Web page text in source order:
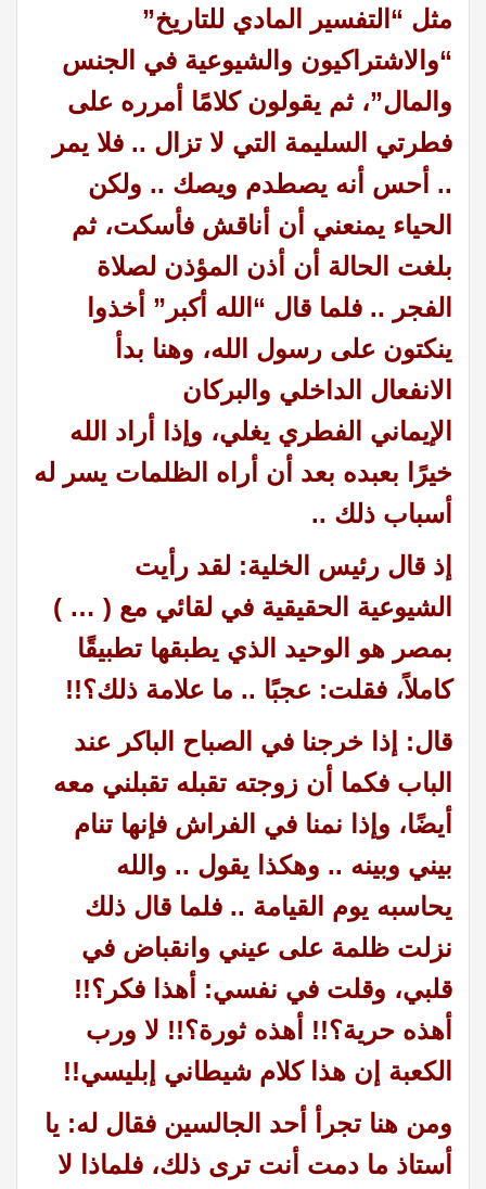
مثل “التفسير المادي للتاريخ”
“والاشتراكيون والشيوعية في الجنس
والمال”، ثم يقولون كلامًا أمرره على
فطرتي السليمة التي لا تزال .. فلا يمر
.. أحس أنه يصطدم ويصك .. ولكن
الحياء يمنعني أن أناقش فأسكت، ثم
بلغت الحالة أن أذن المؤذن لصلاة
الفجر .. فلما قال “الله أكبر” أخذوا
ينكتون على رسول الله، وهنا بدأ
الانفعال الداخلي والبركان
الإيماني الفطري يغلي، وإذا أراد الله
خيرًا بعبده بعد أن أراه الظلمات يسر له
أسباب ذلك ..
إذ قال رئيس الخلية: لقد رأيت
الشيوعية الحقيقية في لقائي مع ( … )
بمصر هو الوحيد الذي يطبقها تطبيقًا
كاملاً، فقلت: عجبًا .. ما علامة ذلك؟!!
قال: إذا خرجنا في الصباح الباكر عند
الباب فكما أن زوجته تقبله تقبلني معه
أيضًا، وإذا نمنا في الفراش فإنها تنام
بيني وبينه .. وهكذا يقول .. والله
يحاسبه يوم القيامة .. فلما قال ذلك
نزلت ظلمة على عيني وانقباض في
قلبي، وقلت في نفسي: أهذا فكر؟!!
أهذه حرية؟!! أهذه ثورة؟!! لا ورب
الكعبة إن هذا كلام شيطاني إبليسي!!
ومن هنا تجرأ أحد الجالسين فقال له: يا
أستاذ ما دمت أنت ترى ذلك، فلماذا لا